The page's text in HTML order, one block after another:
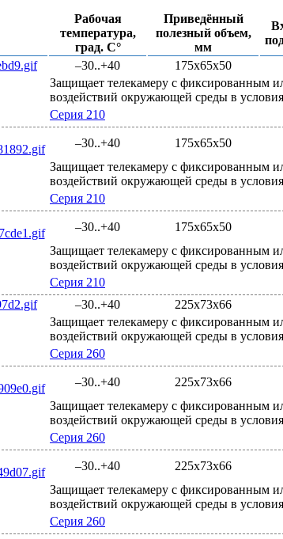
Рабочая
температура,
град. С°
Приведённый
полезный объем,
мм
–30..+40
175x65x50
Защищает телекамеру с фиксированным
воздействий окружающей среды в
Серия 210
–30..+40 175x65x50
Защищает телекамеру с фиксированным
воздействий окружающей среды в
Серия 210
–30..+40 175x65x50
Защищает телекамеру с фиксированным
воздействий окружающей среды в
Серия 210
–30..+40
225x73x66
Защищает телекамеру с фиксированным
воздействий окружающей среды в
Серия 260
–30..+40 225x73x66
Защищает телекамеру с фиксированным
воздействий окружающей среды в
Серия 260
–30..+40 225x73x66
Защищает телекамеру с фиксированным
воздействий окружающей среды в
Серия 260